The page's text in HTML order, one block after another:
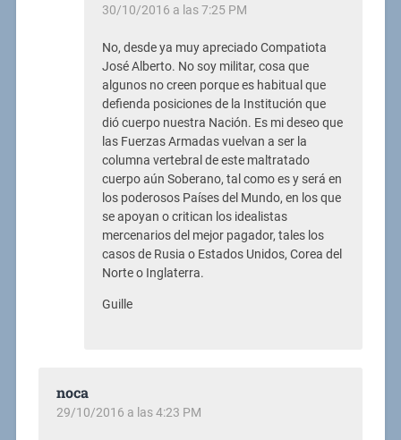
30/10/2016 a las 7:25 PM
No, desde ya muy apreciado Compatiota
José Alberto. No soy militar, cosa que
algunos no creen porque es habitual que
defienda posiciones de la Institución que
dió cuerpo nuestra Nación. Es mi deseo que
las Fuerzas Armadas vuelvan a ser la
columna vertebral de este maltratado
cuerpo aún Soberano, tal como es y será en
los poderosos Países del Mundo, en los que
se apoyan o critican los idealistas
mercenarios del mejor pagador, tales los
casos de Rusia o Estados Unidos, Corea del
Norte o Inglaterra.
Guille
noca
29/10/2016 a las 4:23 PM